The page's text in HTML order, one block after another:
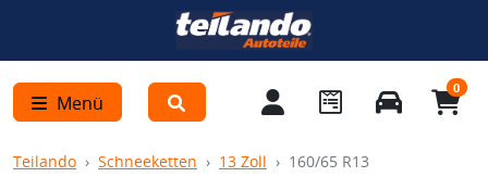
Menü
0
Teilando Schneeketten 13 Zoll 160/65 R13